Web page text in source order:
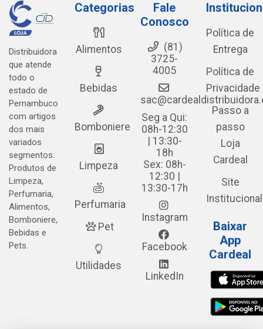
Distribuidora
que atende
todo o
estado de
Pernambuco
com artigos
dos mais
variados
segmentos:
Produtos de
Limpeza,
Perfumaria,
Alimentos,
Bomboniere,
Bebidas e
Pets.
Categorias
Alimentos
Bebidas
Bomboniere
Limpeza
Perfumaria
Pet
Utilidades
Fale
Conosco
(81)
3725-
4005
Seg a Qui:
08h-12:30
| 13:30-
18h
Sex: 08h-
12:30 |
13:30-17h
Instagram
Facebook
LinkedIn
Política de
Entrega
Política de
Privacidade
Passo a
passo
Loja
Cardeal
Site
Institucional
Baixar
App
Cardeal